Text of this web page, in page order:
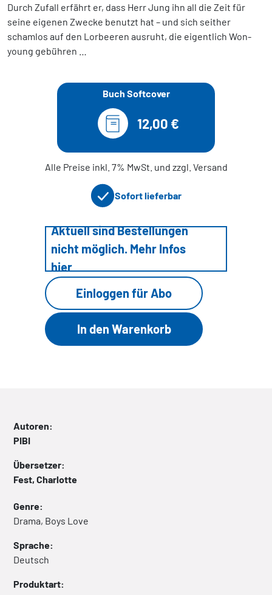
Durch Zufall erfährt er, dass Herr Jung ihn all die Zeit für
seine eigenen Zwecke benutzt hat – und sich seither
schamlos auf den Lorbeeren ausruht, die eigentlich Won-
young gebühren …
Buch Softcover
12,00 €
Alle Preise inkl. 7% MwSt. und zzgl. Versand
Sofort lieferbar
Aktuell sind Bestellungen
nicht möglich. Mehr Infos
hier
Einloggen für Abo
Autoren:
PIBI
Übersetzer:
Fest, Charlotte
Genre:
Drama, Boys Love
Sprache:
Deutsch
Produktart: